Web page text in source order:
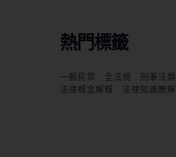
熱門標籤
一般民眾 全法規 刑事法類
法律概念解釋
法律知識瞭解